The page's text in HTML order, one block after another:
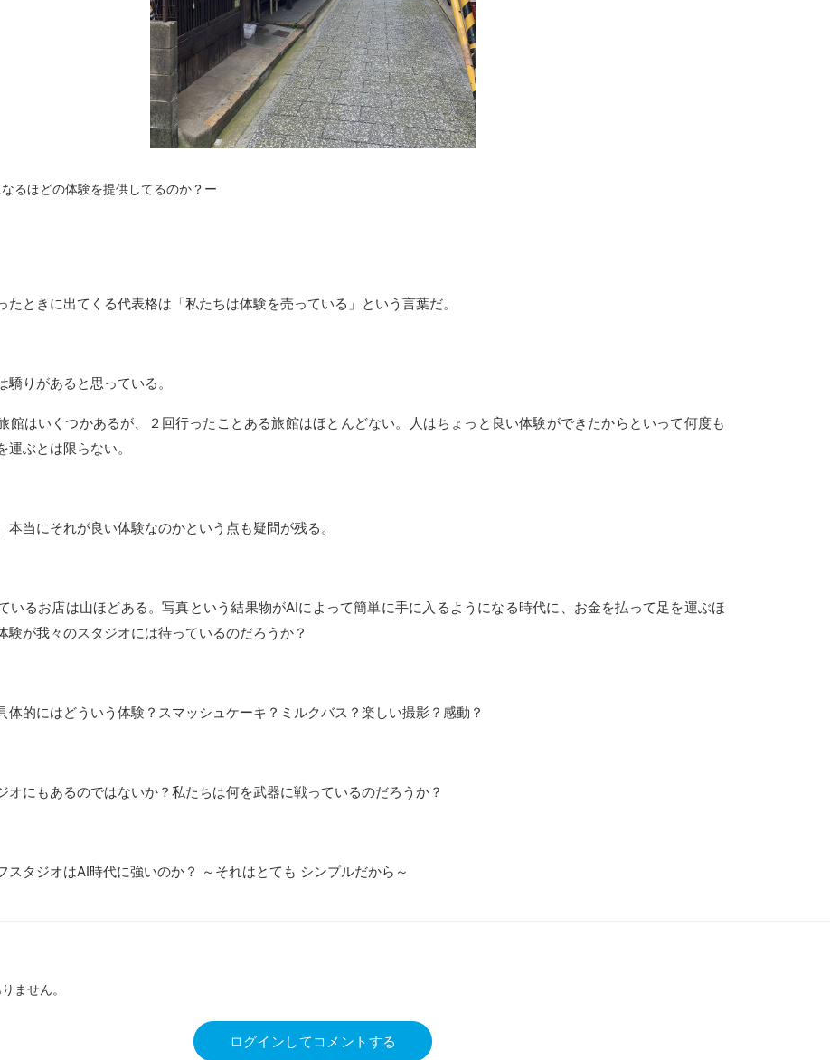
るほどの体験を提供してるのか？ー
たときに出てくる代表格は「私たちは体験を売っている」という言葉だ。
驕りがあると思っている。
館はいくつかあるが、２回行ったことある旅館はほとんどない。人はちょっと良い体験ができたからといって何度も
運ぶとは限らない。
本当にそれが良い体験なのかという点も疑問が残る。
いるお店は山ほどある。写真という結果物がAIによって簡単に手に入るようになる時代に、お金を払って足を運ぶほ
験が我々のスタジオには待っているのだろうか？
体的にはどういう体験？スマッシュケーキ？ミルクバス？楽しい撮影？感動？
オにもあるのではないか？私たちは何を武器に戦っているのだろうか？
スタジオはAI時代に強いのか？ ～それはとても シンプルだから～
ません。
ログインしてコメントする